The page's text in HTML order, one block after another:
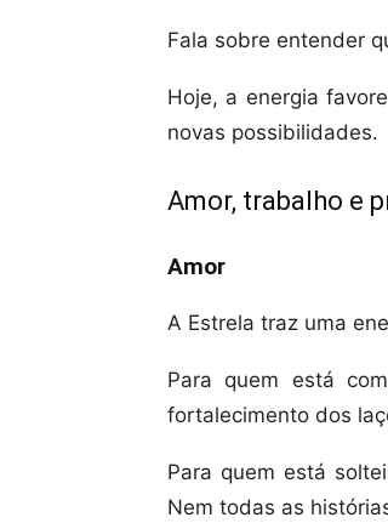
Fala sobre entender
Hoje, a energia
novas possibilidades.
Amor, trabalho e
Amor
A Estrela traz uma
Para quem está
fortalecimento dos
Para quem está
Nem todas as